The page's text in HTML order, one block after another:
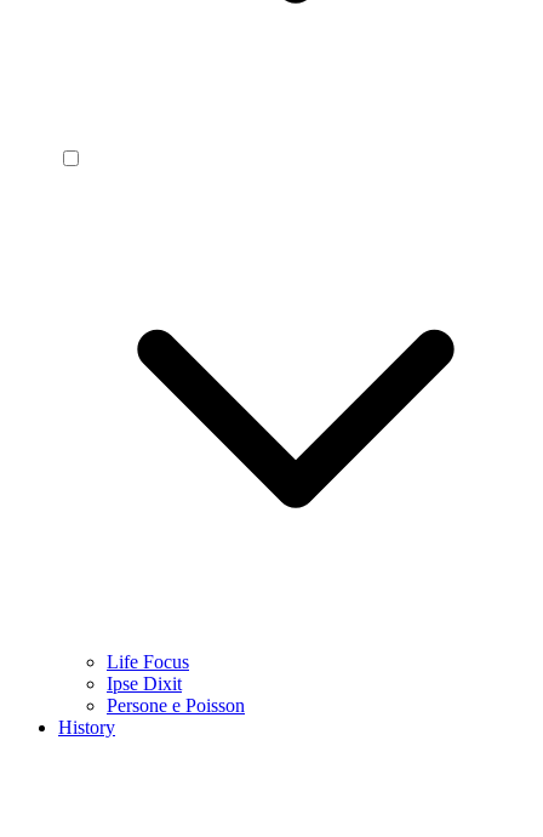
Life Focus
Ipse Dixit
Persone e Poisson
History